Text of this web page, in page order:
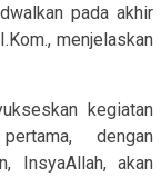
pada akhir
menjelaskan
kegiatan
dengan
InsyaAllah, akan